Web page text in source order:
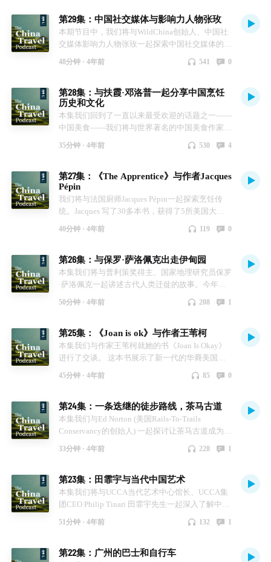
涉足酒店业。从那以后，他又在中国开了两家精品
酒店: 阳朔听月楼和沙溪戏台会馆。在这一集中，
我们将探索Chris在中国作为企业家、酒店经营
第29集：中国社交媒体与影响力人物张玫
本期节目中，我们将与WildChina创始人、中国社
交媒体影响力人物张玫一起探索中国社交媒体的世
亿的用户，但对世界其他地方来说，中国的社交媒
人看来，语言和地理障碍有效地掩盖了它的神秘。
2020年底，玫开始在“小红书”上发帖，自那以
后，她的影响力已经超过27万，而且还在增加。
在这一集中，我们将介绍中国领先的社交媒体平
台、用户人口统计数据、趋势内容等。​​
48分钟 · 4年前 541 0
第28集：与扶霞·邓洛普一起分享中国烹饪
历史和文化
本集我们回到了一直以来最受欢迎的话题之一——
中国美食——我们将与世界著名的中国美食作家和
以追溯到1992年，当时她在成都进行全日制学
邀请到四川高等烹饪学院接受厨师培训，她是第一
个接受培训的外国人。如今，扶霞已经出版了6本
(还在增加)关于中国烹饪和文化的书籍。
35分钟 · 4年前 530 4
第27集：《The Apprentice》与作者Jacques
Pépin
我们将与法国厨师Jacques Pépin一起探索烹饪传
统。Jacques 写了30多本书，获得了5所美国大学
奖，包括2005年的终身成就奖，以及他与Julia
Home (他主演的众多电视节目之一)获得的艾美
奖。 本期玫和Jacques 比较了法式菜和中式菜，以
及分享了各自在当今全球社会中走过的旅程。
40分钟 · 4年前 119 0
第26集：与保罗·萨洛佩克出走伊甸园
本集我们将与普利策奖得主、国家地理研究员保罗
·萨洛佩克一起讲述古代人类迁徙的故事。今年是
踪的是古代人类从非洲穿越全球的迁徙。他于
世界，前往南美洲的最南端。这漫长而惊险的旅程
被称为伊甸园之行。 2021年底，张玫和保罗一起
来到云南，亲身体验了出走伊甸园的日常生活。后
50分钟 · 4年前 208 1
第25集：《Joan is ok》与作者王苇柯
本集我们与作家王苇柯就她的书《Joan Is Okay》
进行了交谈。 这本书展示了新一代的华裔美国人
阅读吧，上一秒，诙谐的冷幽默让你咯咯直笑，下
骨头里产生共鸣。
45分钟 · 4年前 85 0
第24集：一条迭继的徒步路线，茶马古道
本集我们与Ed Norton (美国Rails-To-Trails
Conservancy的创始人) 一起探讨让茶马古道成为一
33分钟 · 4年前 228 1
第23集：田霏宇与当代中国艺术
本集我们将与UCCA当代艺术中心馆长、UCCA集
团CEO Philip Tinari 田霏宇先生一起深入了解中国
51分钟 · 4年前 132 1
第22集：广州的巴士和自行车